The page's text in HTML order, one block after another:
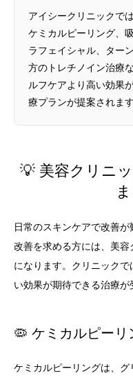
アイシークリニックで
ケミカルピーリング、
ラフェイシャル、ター
方のトレチノイン治療
ルフケアより高い効果
療プランが提案されます
💡 美容クリニ
日常のスキンケアで改善
改善を求める方には、美
になります。クリニック
い効果が期待できる治療が
🦠 ケミカルピーリ
ケミカルピーリングは、